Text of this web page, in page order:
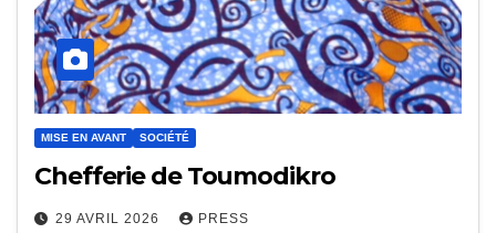
MISE EN AVANT SOCIÉTÉ
Chefferie de Toumodikro
29 AVRIL 2026 PRESS